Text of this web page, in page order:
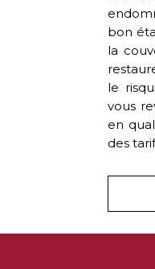
bon
la
le
vous
en
des